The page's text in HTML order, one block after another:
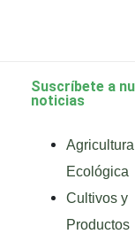
Suscríbete a
noticias
Agricultura
Ecológica
Cultivos y
Productos